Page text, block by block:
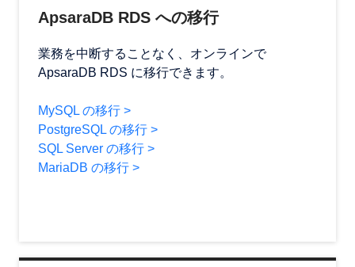
ApsaraDB RDS への移行
業務を中断することなく、オンラインで
ApsaraDB RDS に移行できます。
MySQL の移行 >
PostgreSQL の移行 >
SQL Server の移行 >
MariaDB の移行 >